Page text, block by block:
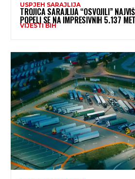
USPJEH SARAJLIJA
TROJICA SARAJLIJA “OSVOJILI”
POPELI SE NA IMPRESIVNIH 5.137
VIJESTI BIH